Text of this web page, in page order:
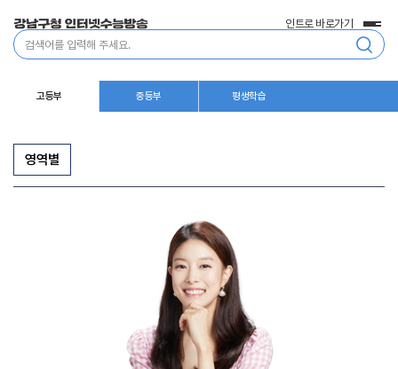
통
합
인트로 바로가기
전
체
메
고등부 중등부 평생학습
영역별